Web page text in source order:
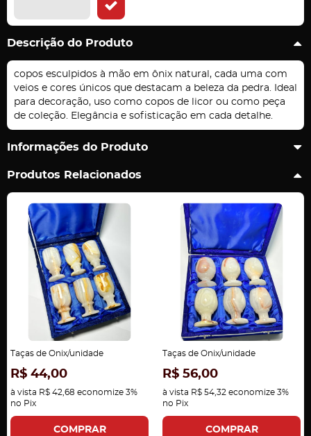
Descrição do Produto
copos esculpidos à mão em ônix natural, cada uma com
veios e cores únicos que destacam a beleza da pedra. Ideal
para decoração, uso como copos de licor ou como peça
de coleção. Elegância e sofisticação em cada detalhe.
Informações do Produto
Produtos Relacionados
Taças de Onix/unidade
R$ 44,00
à vista R$ 42,68 economize 3%
no Pix
COMPRAR
Taças de Onix/unidade
R$ 56,00
à vista R$ 54,32 economize 3%
no Pix
COMPRAR